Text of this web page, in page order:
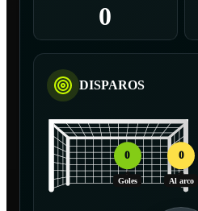
0
DISPAROS
0
Goles
0
Al arco